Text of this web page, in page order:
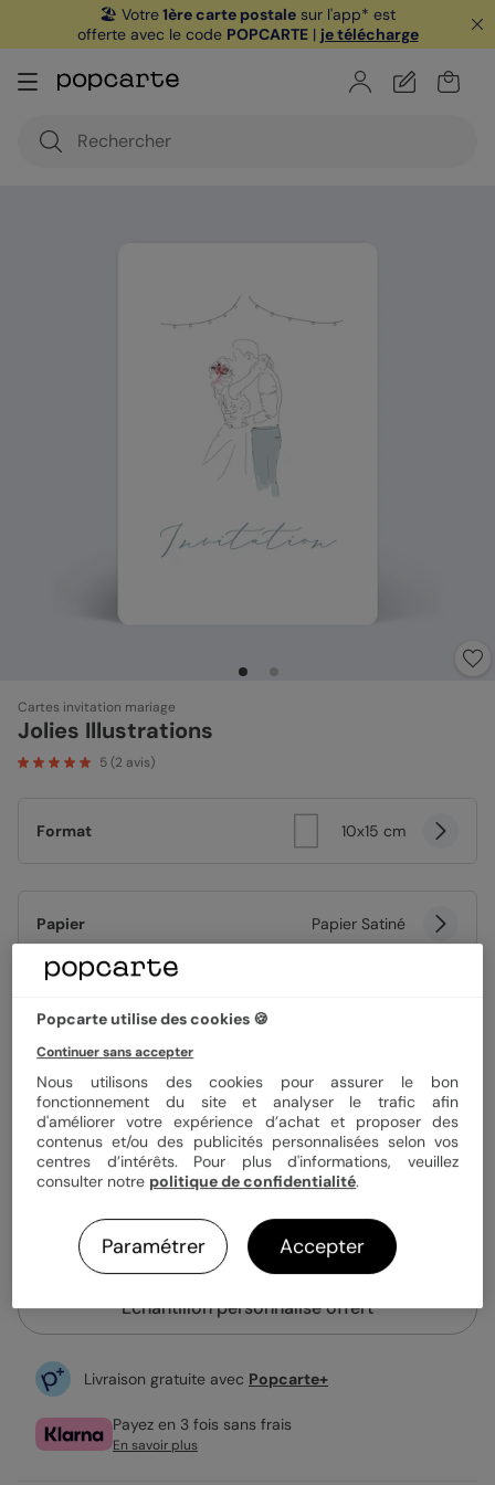
🏖️ Votre1ère carte postale sur l'app* est
offerte avec le code POPCARTE| je télécharge
Cartes invitation mariage
Jolies Illustrations
5(2 avis)
Format 10x15 cm
Papier Papier Satiné
0,99 €
Enveloppe blanche offerte
Fabrication française
Expédition rapide en 24h
Personnaliser
Échantillon personnalisé offert
Livraison gratuite avec Popcarte+
Payez en 3 fois sans frais
En savoir plus
Popcarte utilise des cookies 🍪
Continuer sans accepter
Nous utilisons des cookies pour assurer le bon
fonctionnement du site et analyser le trafic afin
d'améliorer votre expérience d’achat et proposer des
contenus et/ou des publicités personnalisées selon vos
centres d’intérêts. Pour plus d'informations, veuillez
consulter notre politique de confidentialité.
Paramétrer Accepter